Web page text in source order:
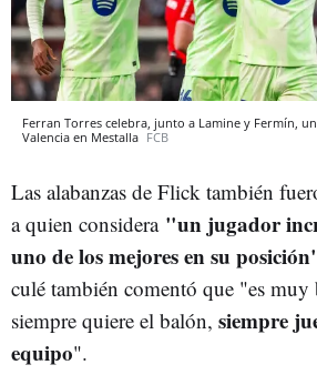
Ferran Torres celebra, junto a Lamine y Fermín,
Valencia en Mestalla FCB
Las alabanzas de Flick también
a quien considera "un jugador
uno de los mejores en su
culé también comentó que "es muy
siempre quiere el balón, siempre
equipo".